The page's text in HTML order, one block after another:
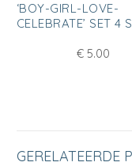
‘BOY-GIRL-LOVE-
CELEBRATE’ SET 4
€ 5.00
GERELATEERDE